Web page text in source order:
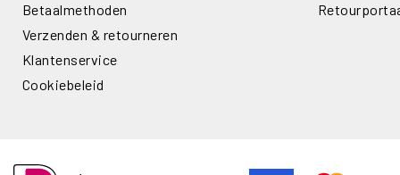
Betaalmethoden
Verzenden & retourneren
Klantenservice
Cookiebeleid